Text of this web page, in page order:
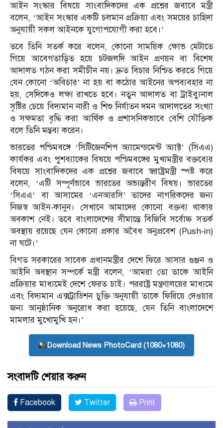
আইন সংস্কার বিষয়ে সাংবাদিকদের এক প্রশ্নের জবাবে মন্ত্রী
বলেন, ‘আইন সংস্কার একটি চলমান প্রক্রিয়া এবং সময়ের চাহিদা
অনুযায়ী সকল আইনকে যুগোপযোগী করা হবে।’
তবে তিনি সতর্ক করে বলেন, কোনো সাময়িক ক্ষোভ মেটাতে
গিয়ে আবেগতাড়িত হয়ে চটজলদি আইন প্রণয়ন বা বিশেষ
আদালত গঠন করা সমীচীন নয়। দ্রুত বিচার নিশ্চিত করতে গিয়ে
যেন কোনো ‘অবিচার’ না হয় বা কঠোর আইনের অপব্যবহার না
হয়, সেদিকেও লক্ষ্য রাখতে হবে। নতুন আদালত বা ট্রাইব্যুনাল
সৃষ্টির চেয়ে বিদ্যমান নারী ও শিশু নির্যাতন দমন আদালতের সংখ্যা
ও সক্ষমতা বৃদ্ধি করা আর্থিক ও প্রশাসনিকভাবে বেশি যৌক্তিক
বলে তিনি মন্তব্য করেন।
ভারতের পশ্চিমবঙ্গে ‘সিটিজেনশিপ অ্যামেন্ডমেন্ট অ্যাক্ট’ (সিএএ)
কার্যকর এবং পুশব্যাকের বিষয়ে পশ্চিমবঙ্গের মুখ্যমন্ত্রীর বক্তব্যের
বিষয়ে সাংবাদিকদের এক প্রশ্নের জবাবে স্বরাষ্ট্রমন্ত্রী স্পষ্ট করে
বলেন, ‘এটি সম্পূর্ণভাবে ভারতের অভ্যন্তরীণ বিষয়। ভারতের
‘সিএএ’ বা আসামের ‘এনআরসি’ তাদের নাগরিকদের জন্য
নিজস্ব আইন-কানুন। সেখানে আমাদের কোনো বক্তব্য থাকার
অবকাশ নেই। তবে বাংলাদেশের সীমান্তে বিজিবি সর্বোচ্চ সতর্ক
অবস্থায় রয়েছে যেন কোনো প্রকার অবৈধ অনুপ্রবেশ (Push-in)
না ঘটে।’
বিগত সরকারের সাবেক প্রধানমন্ত্রীর দেশে ফিরে আসার গুঞ্জন ও
আইনি অবস্থান সম্পর্কে মন্ত্রী বলেন, ‘আমরা তো তাকে আইনি
প্রক্রিয়ার মাধ্যমেই দেশে ফেরত চাই। পররাষ্ট্র মন্ত্রণালয়ের মাধ্যমে
এবং বিদ্যমান এক্সট্রাডিশন চুক্তি অনুযায়ী তাকে ফিরিয়ে দেওয়ার
জন্য আনুষ্ঠানিক অনুরোধ করা হয়েছে, যেন তিনি বাংলাদেশে
মামলার মুখোমুখি হন।’
Download News PhotoCard (1080×1080)
সংবাদটি শেয়ার করুন
Facebook Twitter Print